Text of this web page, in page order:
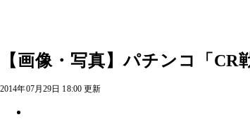
【画像・写真】パチンコ「
2014年07月29日 18:00 更新